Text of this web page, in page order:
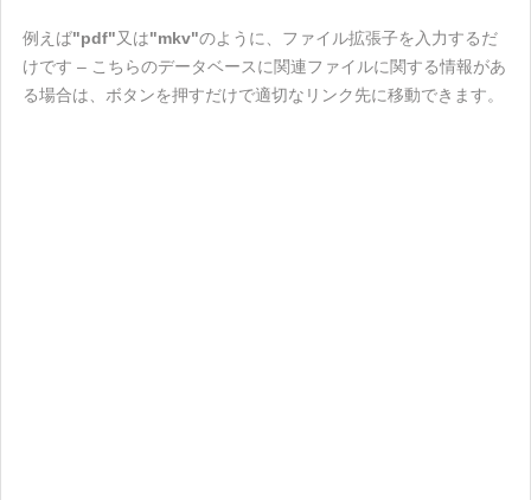
例えば"pdf"又は"mkv"のように、ファイル拡張子を入力するだ
けです – こちらのデータベースに関連ファイルに関する情報があ
る場合は、ボタンを押すだけで適切なリンク先に移動できます。